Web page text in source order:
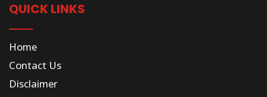
QUICK LINKS
Home
Contact Us
Disclaimer